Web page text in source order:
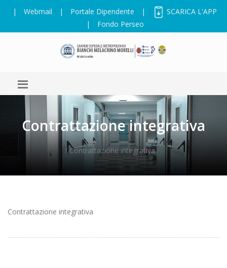
| Webmail | Portale Dipendente |
SCARICA L'APP
|
Fondo Perseo
Contrattazione integrativa
/ Contrattazione integrativa
Contrattazione integrativa